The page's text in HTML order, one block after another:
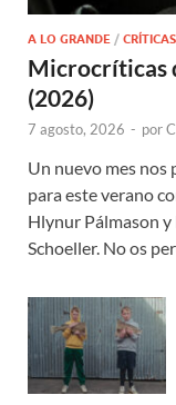
A LO GRANDE /
Microcríticas
(2026)
7 agosto, 2026 - por
Un nuevo mes nos
para este verano
Hlynur Pálmason
Schoeller. No os